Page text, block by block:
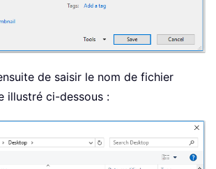
de saisir le nom de fichier
illustré ci-dessous :